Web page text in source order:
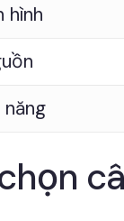
hình
năng